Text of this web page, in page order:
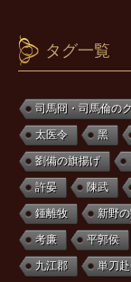
タグ一覧
司馬冏・司馬倫の
太医令 黑
劉備の旗揚げ
許晏 陳武
鍾離牧 新野
考廉 平郭侯
九江郡 単刀